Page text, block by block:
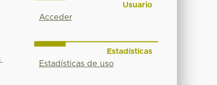
Usuario
Acceder
Estadísticas
Estadísticas de uso